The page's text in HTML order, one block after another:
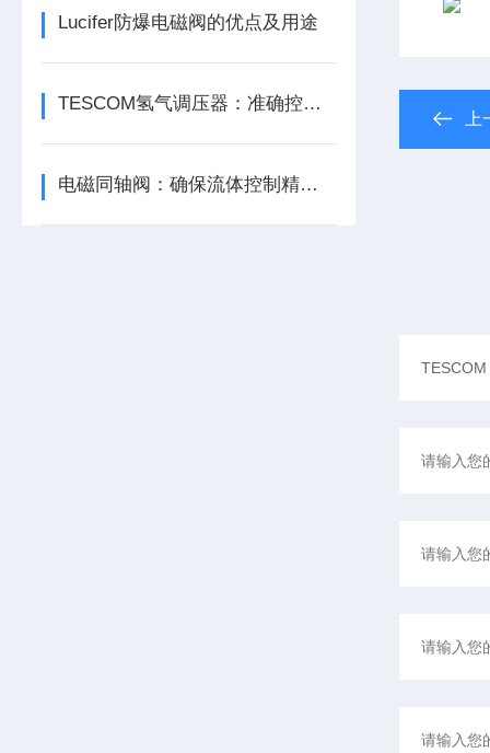
Lucifer防爆电磁阀的优点及用途
TESCOM氢气调压器：准确控制，确保氢气安全应用
电磁同轴阀：确保流体控制精准，提升工业自动化水平